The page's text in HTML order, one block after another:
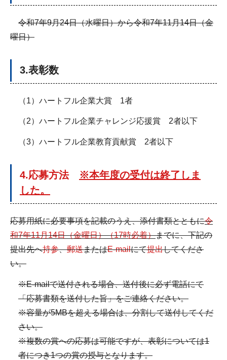
令和7年9月24日（水曜日）から令和7年11月14日（金
曜日）
3.表彰数
（1）ハートフル企業大賞 1者
（2）ハートフル企業チャレンジ応援賞 2者以下
（3）ハートフル企業教育貢献賞 2者以下
4.応募方法 ※本年度の受付は終了しま
した。
応募用紙に必要事項を記載のうえ、添付書類とともに令
和7年11月14日（金曜日）（17時必着）までに、下記の
提出先へ持参、郵送またはE-mailにて提出してくださ
い。
※E-mailで送付される場合、送付後に必ず電話にて
「応募書類を送付した旨」をご連絡ください。
※容量が5MBを超える場合は、分割して送付してくだ
さい。
※複数の賞への応募は可能ですが、表彰については1
者につき1つの賞の授与となります。